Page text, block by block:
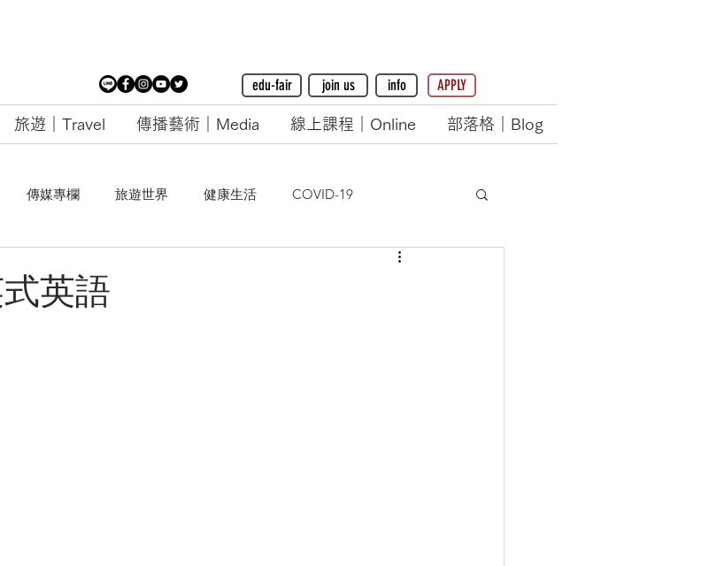
edu-fair join us info APPLY
旅遊｜Travel 傳播藝術｜Media 線上課程｜Online 部落格｜Blog
傳媒專欄 旅遊世界 健康生活 COVID-19
英語